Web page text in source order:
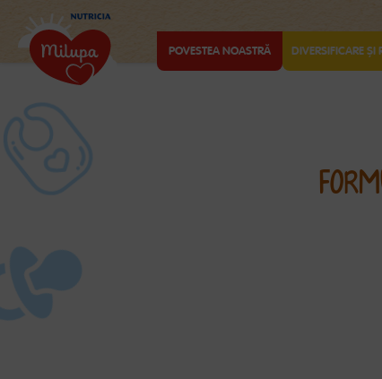
POVESTEA NOASTRĂ DIVERSIFICARE ȘI